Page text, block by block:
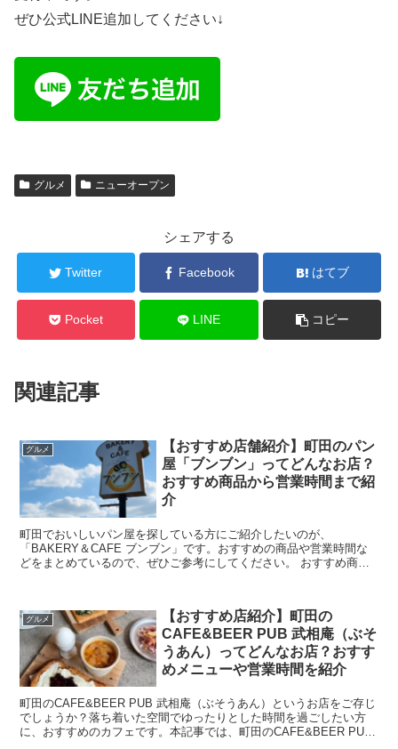
ぜひ公式LINE追加してください↓
グルメ ニューオープン
シェアする
Twitter Facebook はてブ
Pocket LINE コピー
関連記事
グルメ
【おすすめ店舗紹介】町田のパン
屋「ブンブン」ってどんなお店？
おすすめ商品から営業時間まで紹
介
町田でおいしいパン屋を探している方にご紹介したいのが、
「BAKERY＆CAFE ブンブン」です。おすすめの商品や営業時間な
どをまとめているので、ぜひご参考にしてください。 おすすめ商品
グルメ
【おすすめ店紹介】町田の
CAFE&BEER PUB 武相庵（ぶそ
うあん）ってどんなお店？おすす
めメニューや営業時間を紹介
町田のCAFE&BEER PUB 武相庵（ぶそうあん）というお店をご存じ
でしょうか？落ち着いた空間でゆったりとした時間を過ごしたい方
に、おすすめのカフェです。本記事では、町田のCAFE&BEER PUB